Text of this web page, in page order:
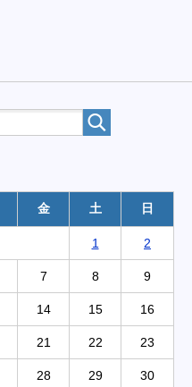
金 土 日
1 2
7 8 9
14 15 16
21 22 23
28 29 30